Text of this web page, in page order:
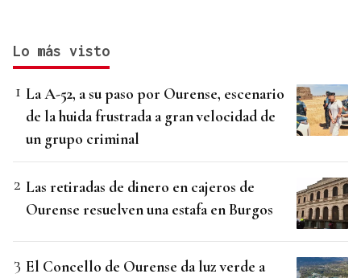
Lo más visto
La A-52, a su paso por Ourense, escenario
de la huida frustrada a gran velocidad de
un grupo criminal
Las retiradas de dinero en cajeros de
Ourense resuelven una estafa en Burgos
El Concello de Ourense da luz verde a